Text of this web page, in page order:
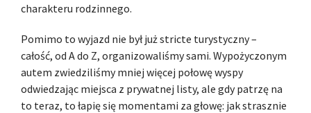
charakteru rodzinnego.
Pomimo to wyjazd nie był już stricte turystyczny –
całość, od A do Z, organizowaliśmy sami. Wypożyczonym
autem zwiedziliśmy mniej więcej połowę wyspy
odwiedzając miejsca z prywatnej listy, ale gdy patrzę na
to teraz, to łapię się momentami za głowę: jak strasznie